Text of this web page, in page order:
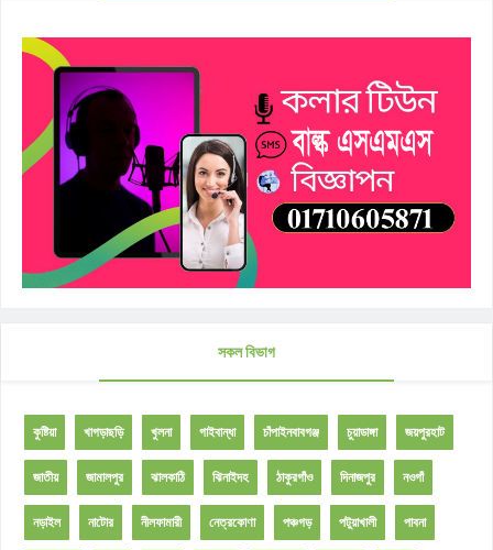
সকল বিভাগ
কুষ্টিয়া খাগড়াছড়ি খুলনা গাইবান্ধা চাঁপাইনবাবগঞ্জ চুয়াডাঙ্গা জয়পুরহাট
জাতীয় জামালপুর ঝালকাঠি ঝিনাইদহ ঠাকুরগাঁও দিনাজপুর নওগাঁ
নড়াইল নাটোর নীলফামারী নেত্রকোণা পঞ্চগড় পটুয়াখালী পাবনা